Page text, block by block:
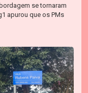
se tornaram
apurou que os PMs